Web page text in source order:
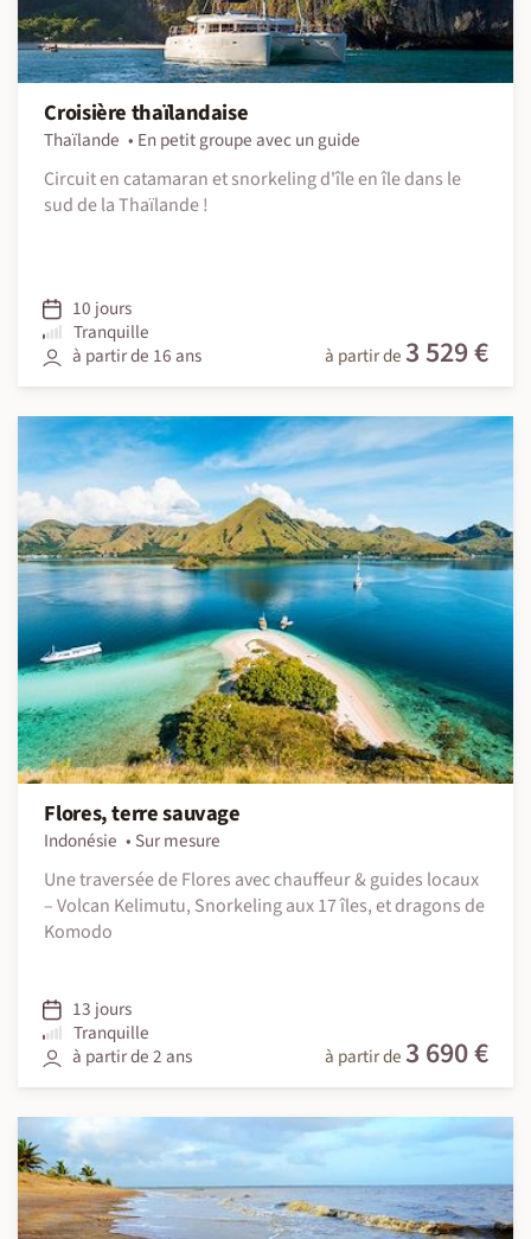
Croisière thaïlandaise
Thaïlande
En petit groupe avec un guide
Circuit en catamaran et snorkeling d'île en île dans le
sud de la Thaïlande !
10 jours
Tranquille
à partir de 16 ans
à partir de 3 529 €
Flores, terre sauvage
Indonésie
Sur mesure
Une traversée de Flores avec chauffeur & guides locaux
– Volcan Kelimutu, Snorkeling aux 17 îles, et dragons de
Komodo
13 jours
Tranquille
à partir de 2 ans
à partir de 3 690 €